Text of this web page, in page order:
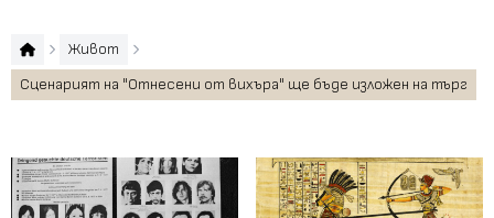
Живот
Сценарият на "Отнесени от вихъра" ще бъде изложен на търг